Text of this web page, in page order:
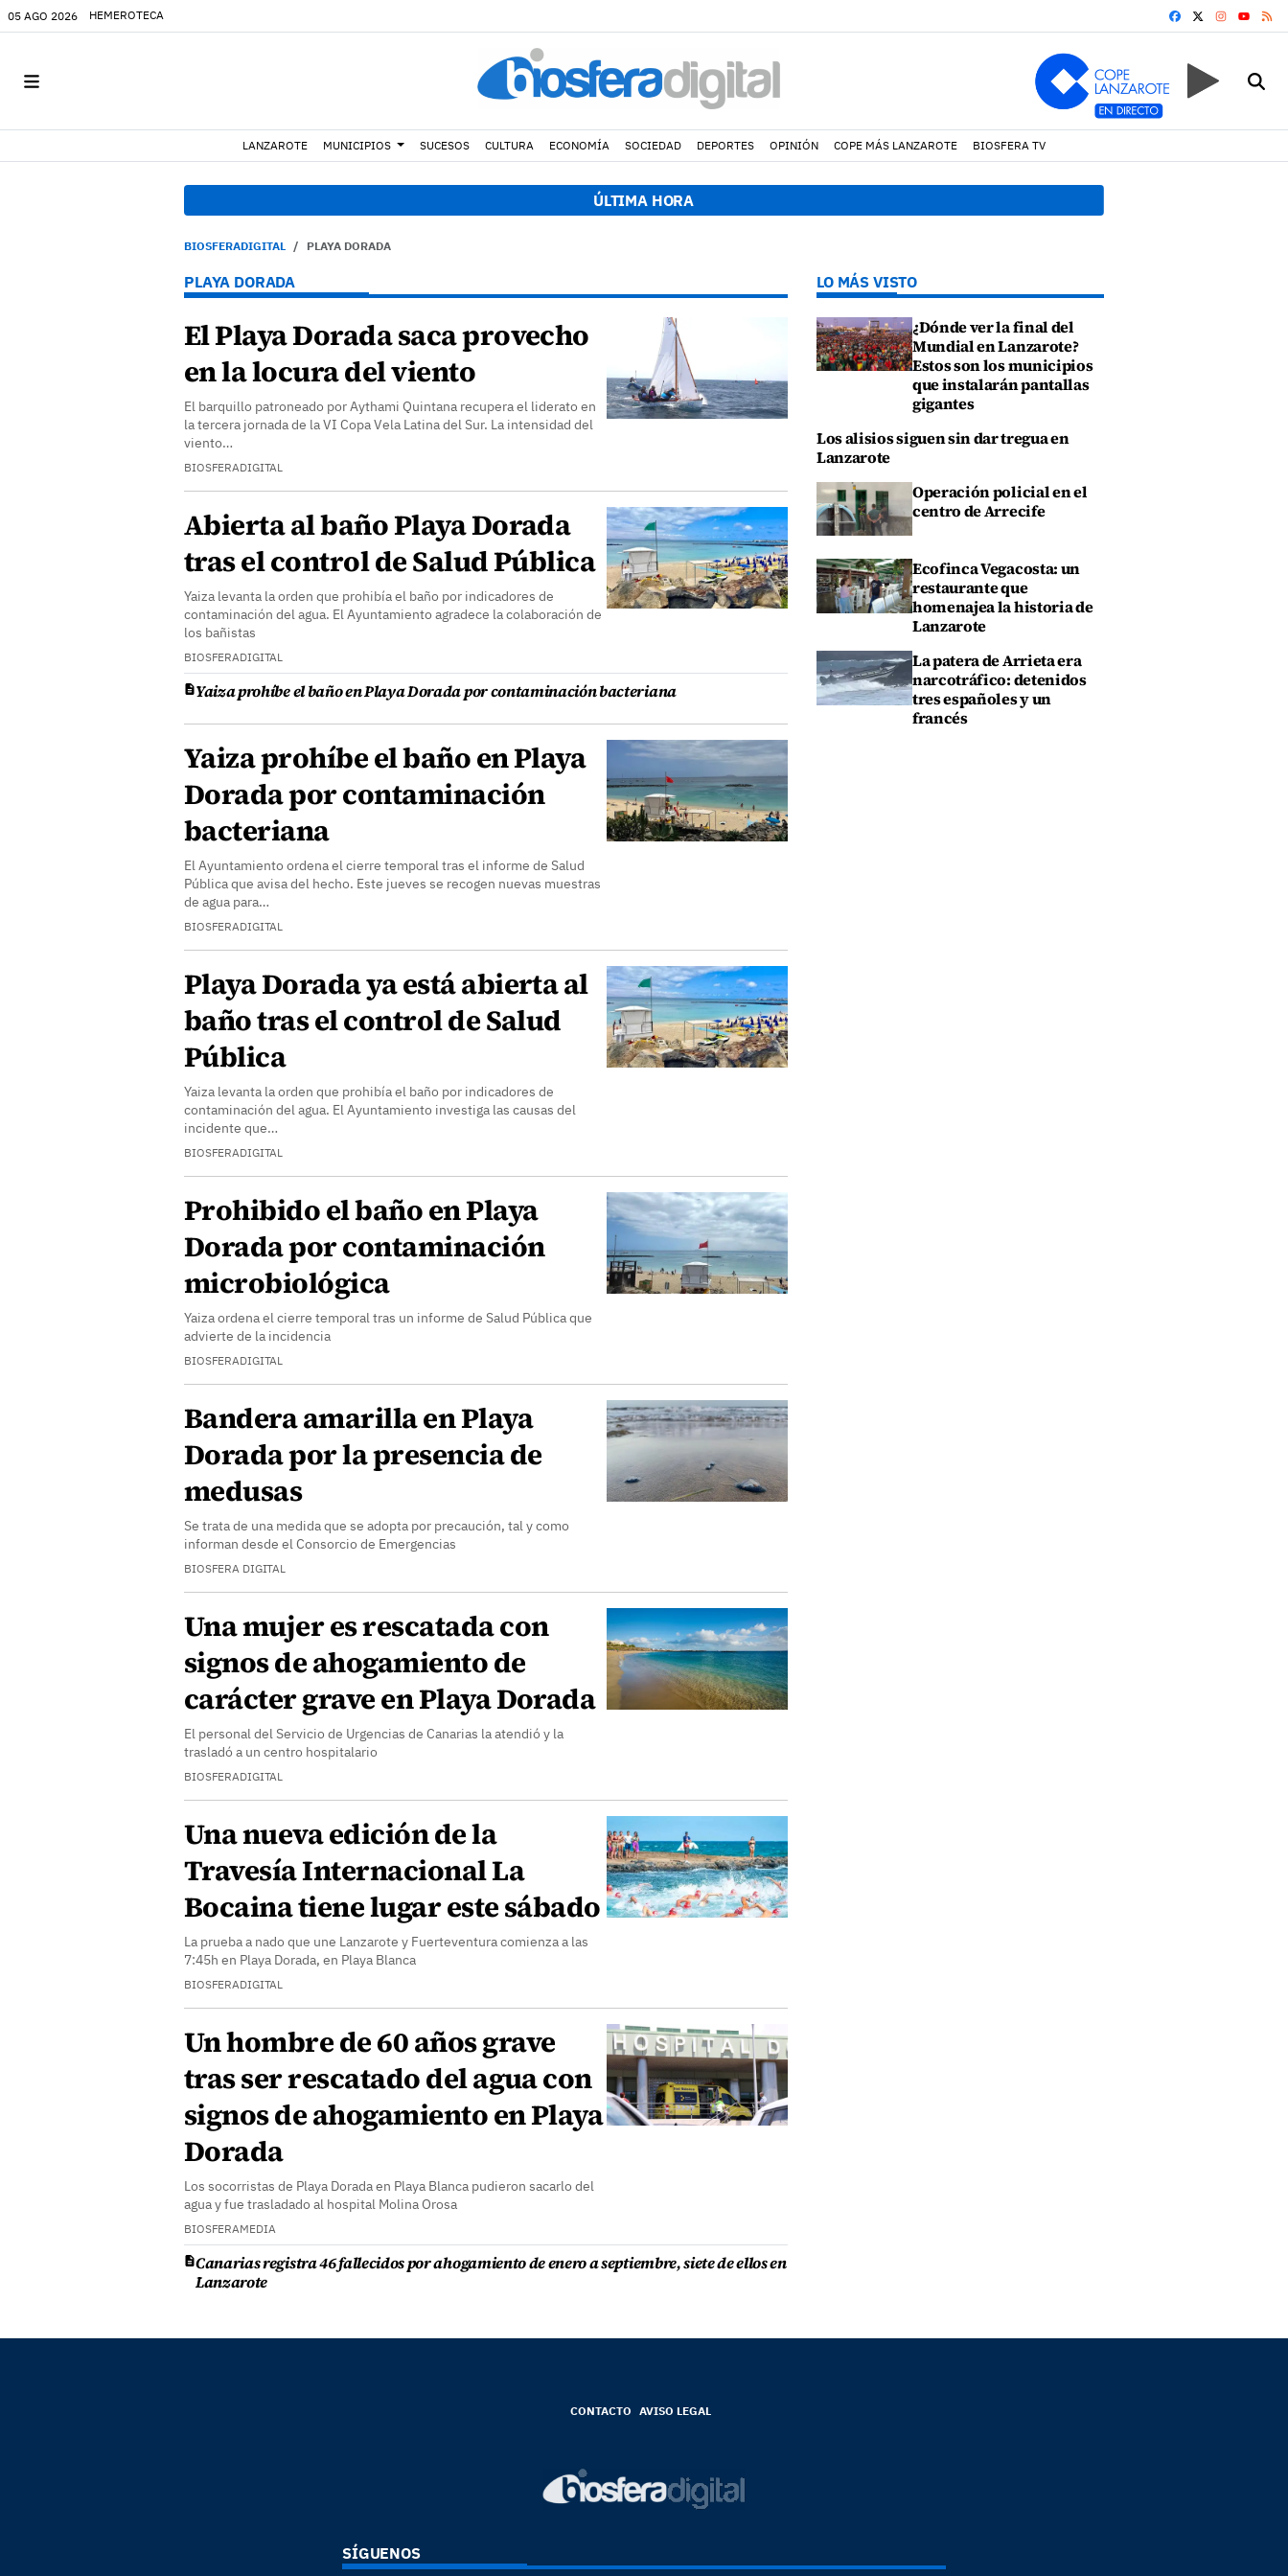
05 AGO 2026 HEMEROTECA FACEBOOK
YOUTUBE
LANZAROTE MUNICIPIOS SUCESOS CULTURA ECONOMÍA SOCIEDAD DEPORTES OPINIÓN COPE MÁS LANZAROTE BIOSFERA TV
ÚLTIMA HORA
BIOSFERADIGITAL PLAYA DORADA
PLAYA DORADA
El Playa Dorada saca provecho
en la locura del viento
El barquillo patroneado por Aythami Quintana recupera el liderato en
la tercera jornada de la VI Copa Vela Latina del Sur. La intensidad del
viento…
BIOSFERADIGITAL
Abierta al baño Playa Dorada
tras el control de Salud Pública
Yaiza levanta la orden que prohibía el baño por indicadores de
contaminación del agua. El Ayuntamiento agradece la colaboración de
los bañistas
BIOSFERADIGITAL
Yaiza prohíbe el baño en Playa Dorada por contaminación bacteriana
Yaiza prohíbe el baño en Playa
Dorada por contaminación
bacteriana
El Ayuntamiento ordena el cierre temporal tras el informe de Salud
Pública que avisa del hecho. Este jueves se recogen nuevas muestras
de agua para…
BIOSFERADIGITAL
Playa Dorada ya está abierta al
baño tras el control de Salud
Pública
Yaiza levanta la orden que prohibía el baño por indicadores de
contaminación del agua. El Ayuntamiento investiga las causas del
incidente que…
BIOSFERADIGITAL
Prohibido el baño en Playa
Dorada por contaminación
microbiológica
Yaiza ordena el cierre temporal tras un informe de Salud Pública que
advierte de la incidencia
BIOSFERADIGITAL
Bandera amarilla en Playa
Dorada por la presencia de
medusas
Se trata de una medida que se adopta por precaución, tal y como
informan desde el Consorcio de Emergencias
BIOSFERA DIGITAL
Una mujer es rescatada con
signos de ahogamiento de
carácter grave en Playa Dorada
El personal del Servicio de Urgencias de Canarias la atendió y la
trasladó a un centro hospitalario
BIOSFERADIGITAL
Una nueva edición de la
Travesía Internacional La
Bocaina tiene lugar este sábado
La prueba a nado que une Lanzarote y Fuerteventura comienza a las
7:45h en Playa Dorada, en Playa Blanca
BIOSFERADIGITAL
Un hombre de 60 años grave
tras ser rescatado del agua con
signos de ahogamiento en Playa
Dorada
Los socorristas de Playa Dorada en Playa Blanca pudieron sacarlo del
agua y fue trasladado al hospital Molina Orosa
BIOSFERAMEDIA
Canarias registra 46 fallecidos por ahogamiento de enero a septiembre, siete de ellos en
Lanzarote
LO MÁS VISTO
¿Dónde ver la final del
Mundial en Lanzarote?
Estos son los municipios
que instalarán pantallas
gigantes
Los alisios siguen sin dar tregua en
Lanzarote
Operación policial en el
centro de Arrecife
Ecofinca Vegacosta: un
restaurante que
homenajea la historia de
Lanzarote
La patera de Arrieta era
narcotráfico: detenidos
tres españoles y un
francés
CONTACTO AVISO LEGAL
SÍGUENOS